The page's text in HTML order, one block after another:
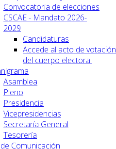
Convocatoria de elecciones
CSCAE - Mandato 2026-
2029
Candidaturas
Accede al acto de votación
del cuerpo electoral
Asamblea
Pleno
Presidencia
Vicepresidencias
Secretaría General
Tesorería
Comunicación